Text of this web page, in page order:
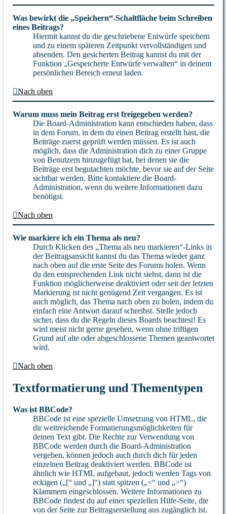
Was bewirkt die „Speichern“-Schaltfläche beim Schreiben
eines Beitrags?
Hiermit kannst du die geschriebene Entwürfe speichern
und zu einem späteren Zeitpunkt vervollständigen und
absenden. Den gesicherten Beitrag kannst du mit der
Funktion „Gespeicherte Entwürfe verwalten“ in deinem
persönlichen Bereich erneut laden.
Nach oben
Warum muss mein Beitrag erst freigegeben werden?
Die Board-Administration kann entschieden haben, dass
in dem Forum, in dem du einen Beitrag erstellt hast, die
Beiträge zuerst geprüft werden müssen. Es ist auch
möglich, dass die Administration dich zu einer Gruppe
von Benutzern hinzugefügt hat, bei denen sie die
Beiträge erst begutachten möchte, bevor sie auf der Seite
sichtbar werden. Bitte kontaktiere die Board-
Administration, wenn du weitere Informationen dazu
benötigst.
Nach oben
Wie markiere ich ein Thema als neu?
Durch Klicken des „Thema als neu markieren“-Links in
der Beitragsansicht kannst du das Thema wieder ganz
nach oben auf die erste Seite des Forums holen. Wenn
du den entsprechenden Link nicht siehst, dann ist die
Funktion möglicherweise deaktiviert oder seit der letzten
Markierung ist nicht genügend Zeit vergangen. Es ist
auch möglich, das Thema nach oben zu holen, indem du
einfach eine Antwort darauf schreibst. Stelle jedoch
sicher, dass du die Regeln dieses Boards beachtest! Es
wird meist nicht gerne gesehen, wenn ohne triftigen
Grund auf alte oder abgeschlossene Themen geantwortet
wird.
Nach oben
Textformatierung und Thementypen
Was ist BBCode?
BBCode ist eine spezielle Umsetzung von HTML, die
dir weitreichende Formatierungsmöglichkeiten für
deinen Text gibt. Die Rechte zur Verwendung von
BBCode werden durch die Board-Administration
vergeben, können jedoch auch durch dich für jeden
einzelnen Beitrag deaktiviert werden. BBCode ist
ähnlich wie HTML aufgebaut, jedoch werden Tags von
eckigen („[“ und „]“) statt spitzen („<“ und „>“)
Klammern eingeschlossen. Weitere Informationen zu
BBCode findest du auf einer speziellen Hilfe-Seite, die
von der Seite zur Beitragserstellung aus zugänglich ist.